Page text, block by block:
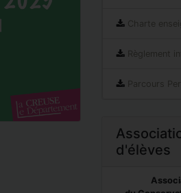
Charte
Règlement
Parcours
d'élèves